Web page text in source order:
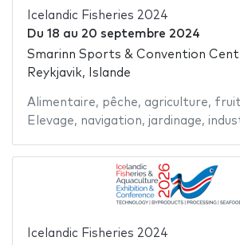
Icelandic Fisheries 2024
Du 18 au 20 septembre 2024
Smarinn Sports & Convention
Reykjavik, Islande
Alimentaire, pêche, agriculture,
Elevage, navigation, jardinage,
Icelandic Fisheries 2024